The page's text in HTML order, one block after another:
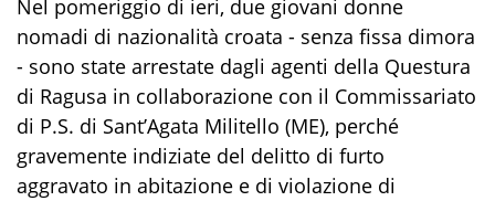
Nel pomeriggio di ieri, due giovani donne
nomadi di nazionalità croata - senza fissa dimora
- sono state arrestate dagli agenti della Questura
di Ragusa in collaborazione con il Commissariato
di P.S. di Sant’Agata Militello (ME), perché
gravemente indiziate del delitto di furto
aggravato in abitazione e di violazione di